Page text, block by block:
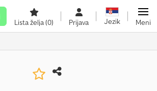
Lista želja(0) Prijava Jezik Meni